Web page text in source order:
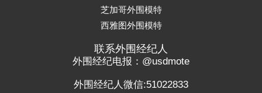
芝加哥外围模特
西雅图外围模特
联系外围经纪人
外围经纪电报：@usdmote
外围经纪人微信:51022833